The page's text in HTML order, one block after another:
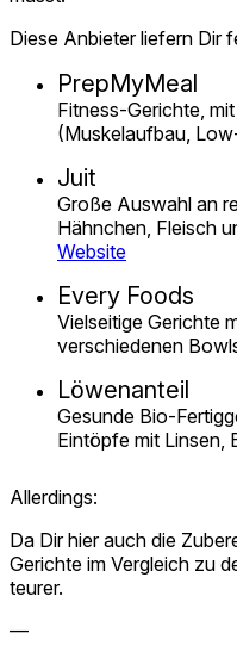
Diese Anbieter liefern Dir
PrepMyMeal
Fitness-Gerichte,
(Muskelaufbau,
Juit
Große Auswahl an
Hähnchen, Fleisch
Website
Every Foods
Vielseitige Gerichte
verschiedenen
Löwenanteil
Gesunde Bio-
Eintöpfe mit Linsen,
Allerdings:
Da Dir hier auch die
Gerichte im Vergleich zu
teurer.
—